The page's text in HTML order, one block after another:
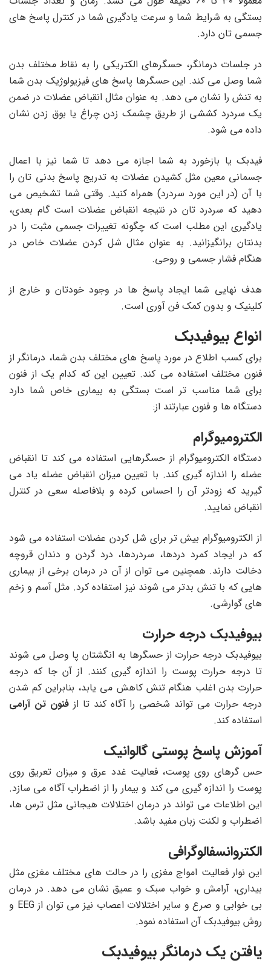
بستگی به شرایط شما و سرعت یادگیری شما در کنترل پاسخ های
جسمی تان دارد.
در جلسات درمانگر، حسگرهای الکتریکی را به نقاط مختلف بدن
شما وصل می کند. این حسگرها پاسخ های فیزیولوژیک بدن شما
به تنش را نشان می دهد. به عنوان مثال انقباض عضلات در ضمن
یک سردرد کششی از طریق چشمک زدن چراغ یا بوق زدن نشان
داده می شود.
فیدبک یا بازخورد به شما اجازه می دهد تا شما نیز با اعمال
جسمانی معین مثل کشیدن عضلات به تدریج پاسخ بدنی تان را
با آن (در این مورد سردرد) همراه کنید. وقتی شما تشخیص می
دهید که سردرد تان در نتیجه انقباض عضلات است گام بعدی،
یادگیری این مطلب است که چگونه تغییرات جسمی مثبت را در
بدنتان برانگیزانید. به عنوان مثال شل کردن عضلات خاص در
هنگام فشار جسمی و روحی.
هدف نهایی شما ایجاد پاسخ ها در وجود خودتان و خارج از
کلینیک و بدون کمک فن آوری است.
انواع بیوفیدبک
برای کسب اطلاع در مورد پاسخ های مختلف بدن شما، درمانگر از
فنون مختلف استفاده می کند. تعیین این که کدام یک از فنون
برای شما مناسب تر است بستگی به بیماری خاص شما دارد
دستگاه ها و فنون عبارتند از:
الکترومیوگرام
دستگاه الکترومیوگرام از حسگرهایی استفاده می کند تا انقباض
عضله را اندازه گیری کند. با تعیین میزان انقباض عضله یاد می
گیرید که زودتر آن را احساس کرده و بلافاصله سعی در کنترل
انقباض نمایید.
از الکترومیوگرام بیش تر برای شل کردن عضلات استفاده می شود
که در ایجاد کمرد دردها، سردردها، درد گردن و دندان قروچه
دخالت دارند. همچنین می توان از آن در درمان برخی از بیماری
هایی که با تنش بدتر می شوند نیز استفاده کرد. مثل آسم و زخم
های گوارشی.
بیوفیدبک درجه حرارت
بیوفیدبک درجه حرارت از حسگرها به انگشتان پا وصل می شوند
تا درجه حرارت پوست را اندازه گیری کنند. از آن جا که درجه
حرارت بدن اغلب هنگام تنش کاهش می یابد، بنابراین کم شدن
درجه حرارت می تواند شخصی را آگاه کند تا ازفنون تن آرامی
استفاده کند.
آموزش پاسخ پوستی گالوانیک
حس گرهای روی پوست، فعالیت غدد عرق و میزان تعریق روی
پوست را اندازه گیری می کند و بیمار را از اضطراب آگاه می سازد.
این اطلاعات می تواند در درمان اختلالات هیجانی مثل ترس ها،
اضطراب و لکنت زبان مفید باشد.
الکتروانسفالوگرافی
این نوار فعالیت امواج مغزی را در حالت های مختلف مغزی مثل
بیداری، آرامش و خواب سبک و عمیق نشان می دهد. در درمان
بی خوابی و صرع و سایر اختلالات اعصاب نیز می توان از EEG و
روش بیوفیدبک آن استفاده نمود.
یافتن یک درمانگر بیوفیدبک